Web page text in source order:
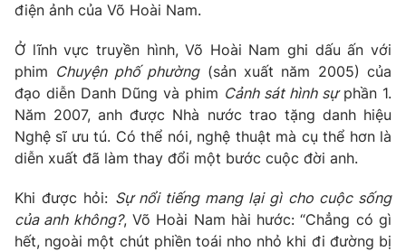
điện ảnh của Võ Hoài Nam.
Ở lĩnh vực truyền hình, Võ Hoài Nam ghi dấu ấn với
phim Chuyện phố phường(sản xuất năm 2005) của
đạo diễn Danh Dũng và phim Cảnh sát hình sựphần 1.
Năm 2007, anh được Nhà nước trao tặng danh hiệu
Nghệ sĩ ưu tú. Có thể nói, nghệ thuật mà cụ thể hơn là
diễn xuất đã làm thay đổi một bước cuộc đời anh.
Khi được hỏi: Sự nổi tiếng mang lại gì cho cuộc sống
của anh không?, Võ Hoài Nam hài hước: “Chẳng có gì
hết, ngoài một chút phiền toái nho nhỏ khi đi đường bị